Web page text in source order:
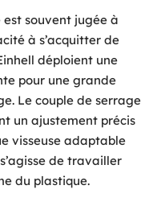
est souvent jugée à
à s’acquitter de
déploient une
pour une grande
Le couple de serrage
un ajustement précis
visseuse adaptable
de travailler
du plastique.